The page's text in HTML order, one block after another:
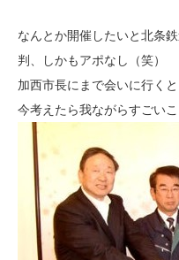
なんとか開催したいと北条
判、しかもアポなし（笑）
加西市長にまで会いに行くと
今考えたら我ながらすごい